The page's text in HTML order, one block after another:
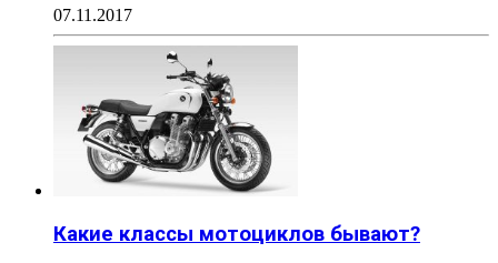
07.11.2017
Какие классы мотоциклов бывают?